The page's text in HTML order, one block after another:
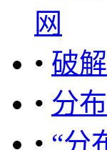
网
• 破
• 分
• “分